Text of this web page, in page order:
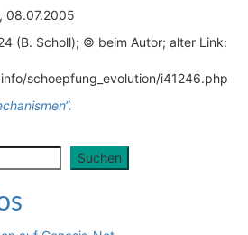
08.07.2005
(B. Scholl); © beim Autor; alter Link:
schoepfung_evolution/i41246.php
Suchen